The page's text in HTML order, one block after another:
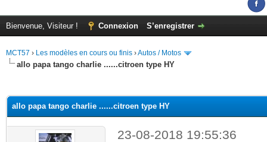
Bienvenue, Visiteur ! Connexion S’enregistrer
MCT57 › Les modèles en cours ou finis ›Autos / Motos
allo papa tango charlie ......citroen type HY
allo papa tango charlie ......citroen type HY
23-08-2018 19:55:36